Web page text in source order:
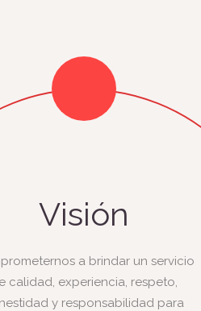
Visión
a brindar un servicio
calidad, experiencia, respeto,
y responsabilidad para